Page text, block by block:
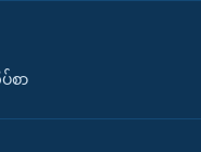
စာ